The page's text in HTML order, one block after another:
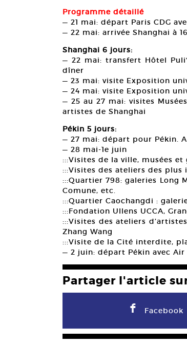
Programme détaillé
— 21 mai: départ Paris CDG
— 22 mai: arrivée Shanghai à
Shanghai 6 jours:
— 22 mai: transfert Hôtel
dîner
— 23 mai: visite Exposition
— 24 mai: visite Exposition
— 25 au 27 mai: visites
artistes de Shanghai
Pékin 5 jours:
— 27 mai: départ pour Pékin.
— 28 mai-1e juin
:::Visites de la ville, musées et
:::Visites des ateliers des
:::Quartier 798: galeries Long
Comune, etc.
:::Quartier Caochangdi :
:::Fondation Ullens UCCA,
:::Visites des ateliers
Zhang Wang
:::Visite de la Cité interdite,
— 2 juin: départ Pékin avec Air
Partager l'article
F Facebook